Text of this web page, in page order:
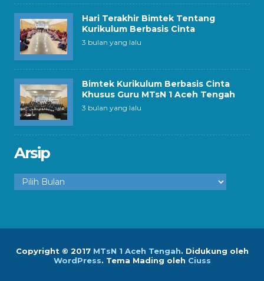
Hari Terakhir Bimtek Tentang
Kurikulum Berbasis Cinta
3 bulan yang lalu
Bimtek Kurikulum Berbasis Cinta
Khusus Guru MTsN 1 Aceh Tengah
3 bulan yang lalu
Arsip
Arsip
Copyright © 2017 MTsN 1 Aceh Tengah. Didukung oleh
WordPress. Tema Mading oleh Ciuss